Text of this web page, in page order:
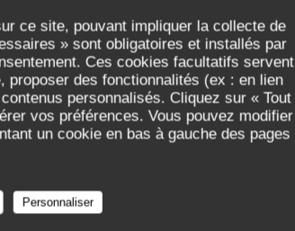
ce site, pouvant impliquer la collecte de
» sont obligatoires et installés par
Ces cookies facultatifs servent
proposer des fonctionnalités (ex : en lien
personnalisés. Cliquez sur « Tout
vos préférences. Vous pouvez modifier
un cookie en bas à gauche des pages
Personnaliser